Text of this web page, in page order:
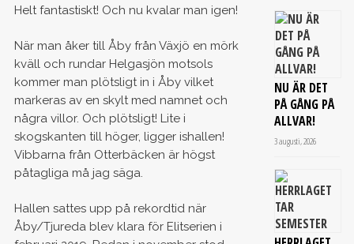
Helt fantastiskt! Och nu kvalar man igen!
När man åker till Åby från Växjö en mörk
kväll och rundar Helgasjön motsols
kommer man plötsligt in i Åby vilket
markeras av en skylt med namnet och
några villor. Och plötsligt! Lite i
skogskanten till höger, ligger ishallen!
Vibbarna från Otterbäcken är högst
påtagliga må jag säga.
Hallen sattes upp på rekordtid när
Åby/Tjureda blev klara för Elitserien i
NU ÄR DET
PÅ GÅNG PÅ
ALLVAR!
3 augusti, 2026